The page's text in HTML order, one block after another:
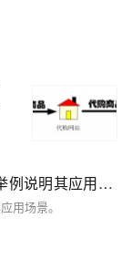
Java面试题：解释代理模式的概念，并举例说明其应用场景。
用场景。